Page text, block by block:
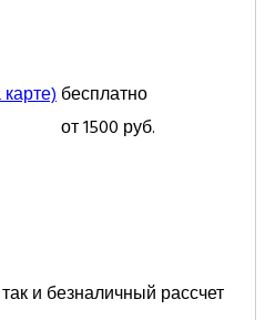
бесплатно
от 1500 руб.
и безналичный рассчет